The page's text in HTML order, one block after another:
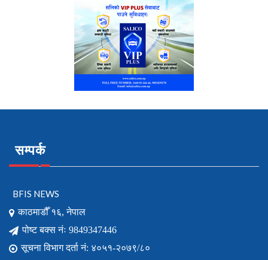
सम्पर्क
BFIS NEWS
काठमाडौँ १६, नेपाल
पोष्ट बक्स नंः 9849347446
सूचना विभाग दर्ता नं: ४०५१-२०७९/८०